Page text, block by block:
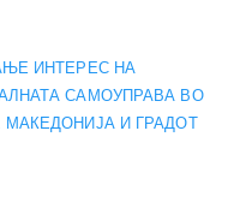
ИНТЕРЕС НА
САМОУПРАВА ВО
И ГРАДОТ